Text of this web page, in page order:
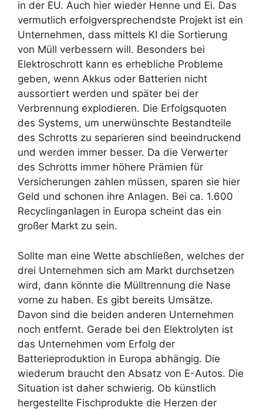
in der EU. Auch hier wieder Henne und Ei. Das
vermutlich erfolgversprechendste Projekt ist ein
Unternehmen, dass mittels KI die Sortierung
von Müll verbessern will. Besonders bei
Elektroschrott kann es erhebliche Probleme
geben, wenn Akkus oder Batterien nicht
aussortiert werden und später bei der
Verbrennung explodieren. Die Erfolgsquoten
des Systems, um unerwünschte Bestandteile
des Schrotts zu separieren sind beeindruckend
und werden immer besser. Da die Verwerter
des Schrotts immer höhere Prämien für
Versicherungen zahlen müssen, sparen sie hier
Geld und schonen ihre Anlagen. Bei ca. 1.600
Recyclinganlagen in Europa scheint das ein
großer Markt zu sein.
Sollte man eine Wette abschließen, welches der
drei Unternehmen sich am Markt durchsetzen
wird, dann könnte die Mülltrennung die Nase
vorne zu haben. Es gibt bereits Umsätze.
Davon sind die beiden anderen Unternehmen
noch entfernt. Gerade bei den Elektrolyten ist
das Unternehmen vom Erfolg der
Batterieproduktion in Europa abhängig. Die
wiederum braucht den Absatz von E-Autos. Die
Situation ist daher schwierig. Ob künstlich
hergestellte Fischprodukte die Herzen der